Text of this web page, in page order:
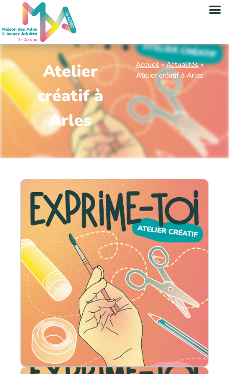
Atelier
créatif à
Arles
Accueil»Actualités»
Atelier créatif à Arles